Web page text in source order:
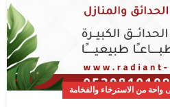
من الاسترخاء والفخامة